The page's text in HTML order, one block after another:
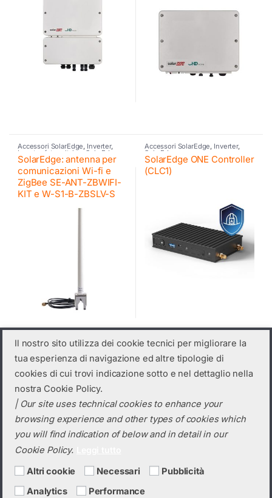
Accessori SolarEdge, Inverter,
Inverter fotovoltaico SolarEdge
SolarEdge: antenna per
comunicazioni Wi-fi e
ZigBee SE-ANT-ZBWIFI-
KIT e W-S1-B-ZBSLV-S
Accessori SolarEdge, Inverter,
SolarEdge
SolarEdge ONE Controller
(CLC1)
Inverter,Inverter commerciali SE,
Inverter fotovoltaico SolarEdge
SolarEdge inverter trifase
con tecnologia synergy –
SE50K – SE120K
Accessori SolarEdge, Inverter
Inverter ibrido , Retrofit SolarEdge
SolarEdge , SolarEdge
SolarEdge interfaccia
Il nostro sito utilizza dei cookie tecnici per migliorare la
tua esperienza di navigazione ed altre tipologie di
cookies di cui trovi indicazione sotto e nel dettaglio nella
nostra Cookie Policy.
| Our site uses technical cookies to enhance your
browsing experience and other types of cookies which
you will find indication of below and in detail in our
Cookie Policy.
Altri cookie Necessari
Pubblicità
Analytics
Performance